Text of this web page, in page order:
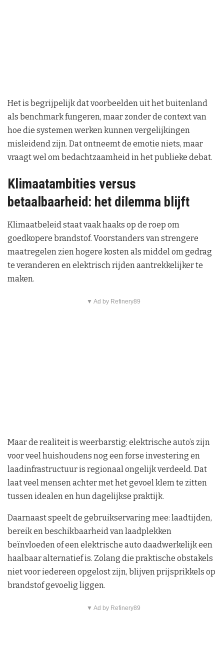
Het is begrijpelijk dat voorbeelden uit het buitenland
als benchmark fungeren, maar zonder de context van
hoe die systemen werken kunnen vergelijkingen
misleidend zijn. Dat ontneemt de emotie niets, maar
vraagt wel om bedachtzaamheid in het publieke debat.
Klimaatambities versus
betaalbaarheid: het dilemma blijft
Klimaatbeleid staat vaak haaks op de roep om
goedkopere brandstof. Voorstanders van strengere
maatregelen zien hogere kosten als middel om gedrag
te veranderen en elektrisch rijden aantrekkelijker te
maken.
▼ Ad by Refinery89
Maar de realiteit is weerbarstig: elektrische auto’s zijn
voor veel huishoudens nog een forse investering en
laadinfrastructuur is regionaal ongelijk verdeeld. Dat
laat veel mensen achter met het gevoel klem te zitten
tussen idealen en hun dagelijkse praktijk.
Daarnaast speelt de gebruikservaring mee: laadtijden,
bereik en beschikbaarheid van laadplekken
beïnvloeden of een elektrische auto daadwerkelijk een
haalbaar alternatief is. Zolang die praktische obstakels
niet voor iedereen opgelost zijn, blijven prijsprikkels op
brandstof gevoelig liggen.
▼ Ad by Refinery89